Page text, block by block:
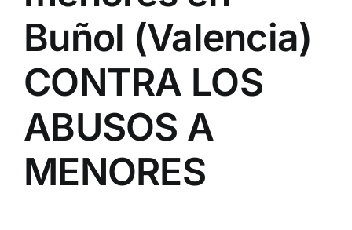
Buñol (Valencia)
CONTRA LOS
ABUSOS A
MENORES